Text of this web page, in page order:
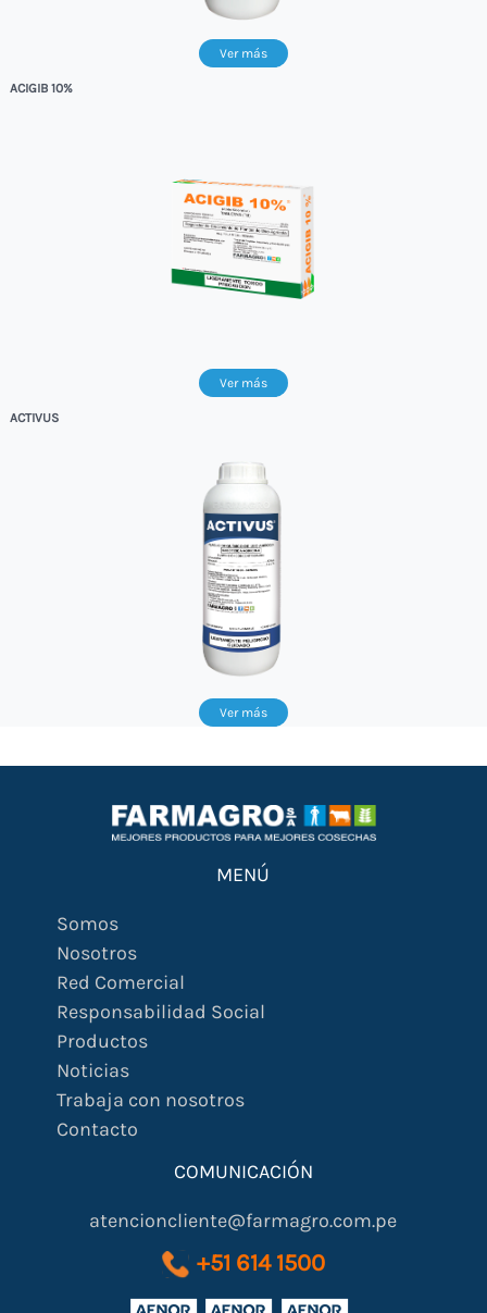
Ver más
ACIGIB 10%
Ver más
ACTIVUS
Ver más
MENÚ
Somos
Nosotros
Red Comercial
Responsabilidad Social
Productos
Noticias
Trabaja con nosotros
Contacto
COMUNICACIÓN
atencioncliente@farmagro.com.pe
+51 614 1500